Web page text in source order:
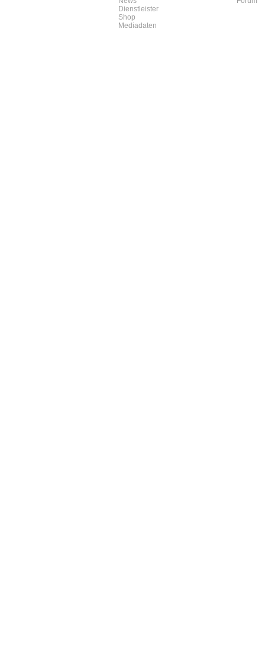
Dienstleister
Shop
Mediadaten